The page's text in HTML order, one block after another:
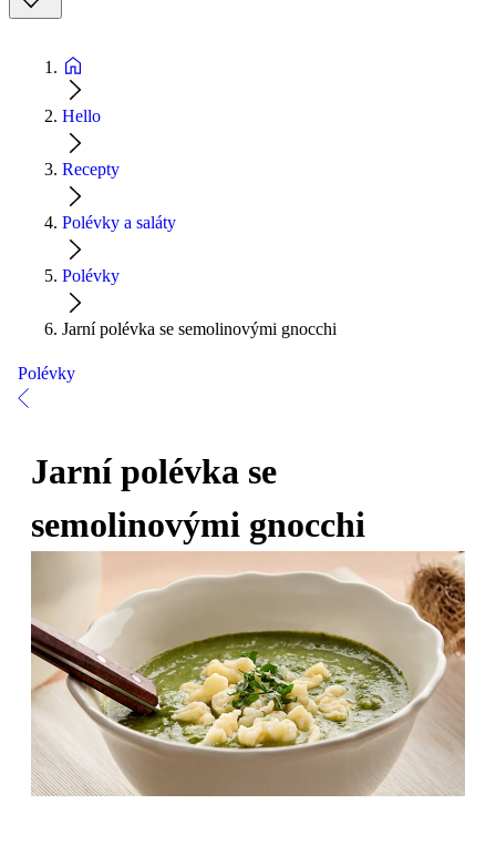
Hello
Recepty
Polévky a saláty
Polévky
Jarní polévka se semolinovými gnocchi
Polévky
Jarní polévka se
semolinovými gnocchi